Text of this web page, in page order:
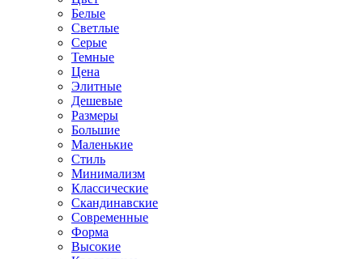
Белые
Светлые
Серые
Темные
Цена
Элитные
Дешевые
Размеры
Большие
Маленькие
Стиль
Минимализм
Классические
Скандинавские
Современные
Форма
Высокие